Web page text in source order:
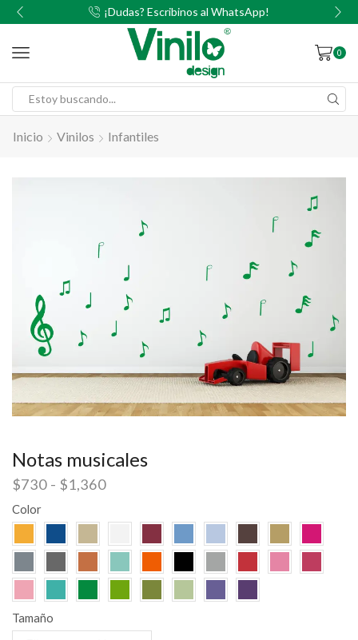
¡Dudas? Escribinos al WhatsApp!
0
Inicio Vinilos Infantiles
Notas musicales
$730 - $1,360
Color
Tamaño